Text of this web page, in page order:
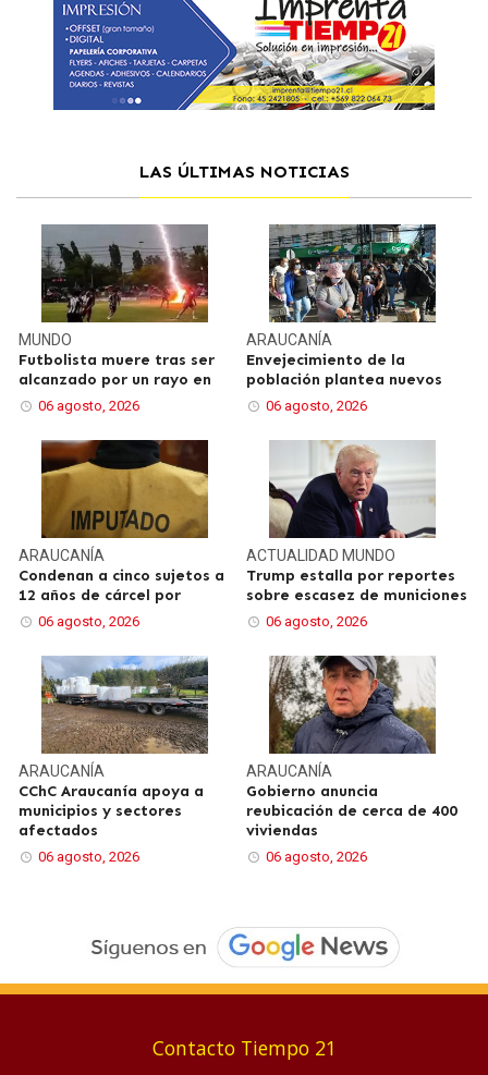
LAS ÚLTIMAS NOTICIAS
MUNDO
Futbolista muere tras ser
alcanzado por un rayo en
06 agosto, 2026
ARAUCANÍA
Envejecimiento de la
población plantea nuevos
06 agosto, 2026
ARAUCANÍA
Condenan a cinco sujetos a
12 años de cárcel por
06 agosto, 2026
ACTUALIDAD MUNDO
Trump estalla por reportes
sobre escasez de municiones
06 agosto, 2026
ARAUCANÍA
CChC Araucanía apoya a
municipios y sectores
afectados
06 agosto, 2026
ARAUCANÍA
Gobierno anuncia
reubicación de cerca de 400
viviendas
06 agosto, 2026
Contacto Tiempo 21